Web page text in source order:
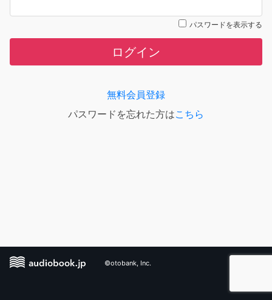
パスワードを表示する
ログイン
無料会員登録
パスワードを忘れた方はこちら
©otobank, Inc.